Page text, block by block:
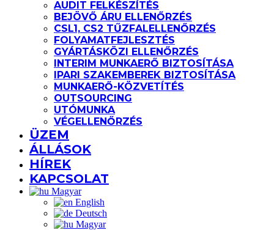
AUDIT FELKÉSZÍTÉS
BEJÖVŐ ÁRU ELLENŐRZÉS
CSL1, CS2 TŰZFALELLENŐRZÉS
FOLYAMATFEJLESZTÉS
GYÁRTÁSKÖZI ELLENŐRZÉS
INTERIM MUNKAERŐ BIZTOSÍTÁSA
IPARI SZAKEMBEREK BIZTOSÍTÁSA
MUNKAERŐ-KÖZVETÍTÉS
OUTSOURCING
UTÓMUNKA
VÉGELLENŐRZÉS
ÜZEM
ÁLLÁSOK
HÍREK
KAPCSOLAT
Magyar
English
Deutsch
Magyar